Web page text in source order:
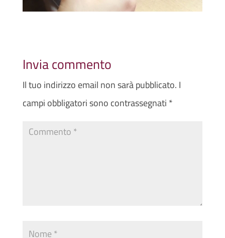
Invia commento
Il tuo indirizzo email non sarà pubblicato. I
campi obbligatori sono contrassegnati *